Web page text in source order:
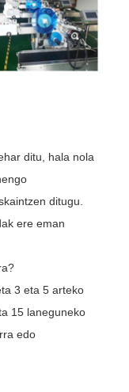
ditu, hala nola
ditugu.
ere eman
3 eta 5 arteko
15 laneguneko
edo